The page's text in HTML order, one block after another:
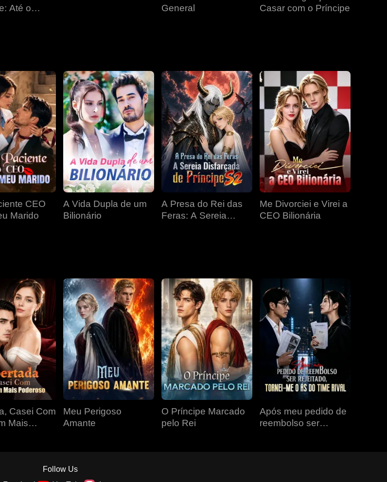
EP 34 EP 35 EP 36
EP 37 EP 38 EP 39
EP 40
Até o
General
Casar com o Príncipe
CEO
Marido
A Vida Dupla de um
Bilionário
A Presa do Rei das
Feras: A Sereia
Me Divorciei e Virei a
CEO Bilionária
Casei Com
Mais
Meu Perigoso
Amante
O Príncipe Marcado
pelo Rei
Após meu pedido de
reembolso ser
Follow Us